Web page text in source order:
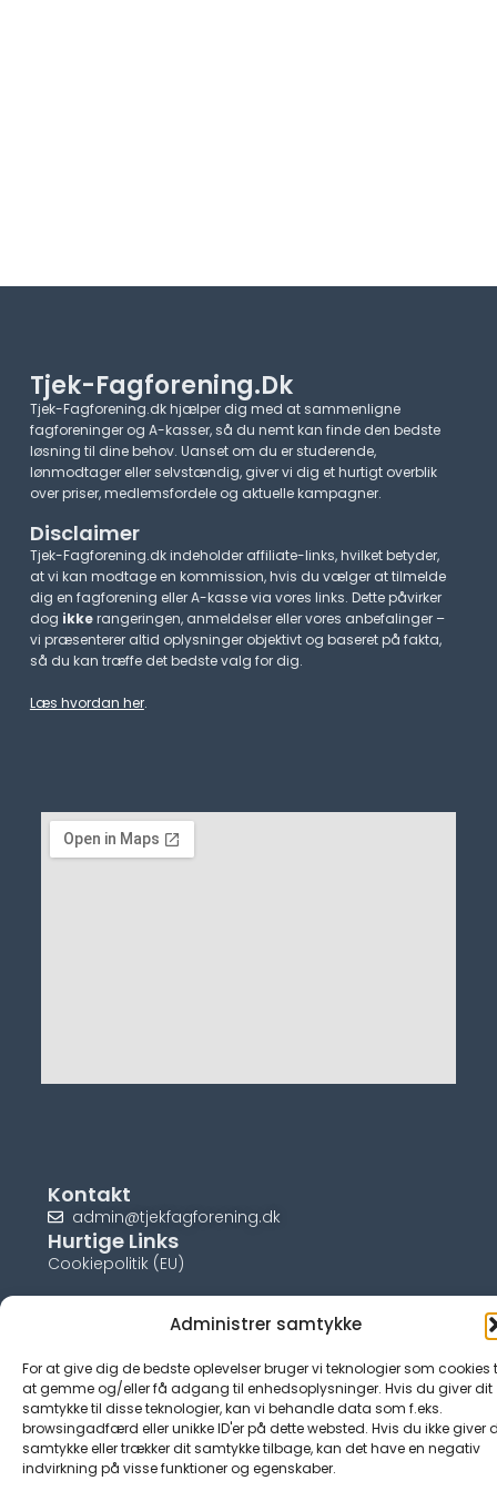
Administrer samtykke
For at give dig de bedste oplevelser bruger vi teknologier som cookies
at gemme og/eller få adgang til enhedsoplysninger. Hvis du giver dit
samtykke til disse teknologier, kan vi behandle data som f.eks.
browsingadfærd eller unikke ID'er på dette websted. Hvis du ikke giver
samtykke eller trækker dit samtykke tilbage, kan det have en negativ
indvirkning på visse funktioner og egenskaber.
Tjek-Fagforening.dk
Tjek-Fagforening.dk hjælper dig med at sammenligne
fagforeninger og A-kasser, så du nemt kan finde den bedste
løsning til dine behov. Uanset om du er studerende,
lønmodtager eller selvstændig, giver vi dig et hurtigt overblik
over priser, medlemsfordele og aktuelle kampagner.​
Disclaimer
Tjek-Fagforening.dk indeholder affiliate-links, hvilket betyder,
at vi kan modtage en kommission, hvis du vælger at tilmelde
dig en fagforening eller A-kasse via vores links. Dette påvirker
dog ikkerangeringen, anmeldelser eller vores anbefalinger –
vi præsenterer altid oplysninger objektivt og baseret på fakta,
så du kan træffe det bedste valg for dig.
Læs hvordan her.
Kontakt
admin@tjekfagforening.dk
Hurtige Links
Cookiepolitik (EU)
© tjek-fagforening.dk